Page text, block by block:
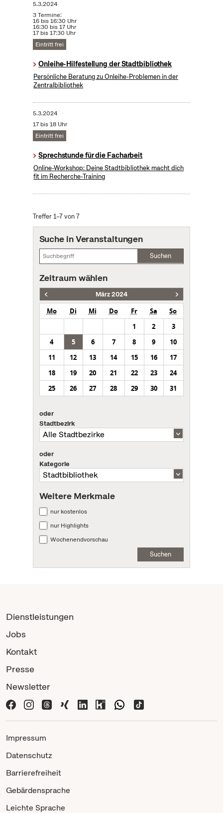
5.3.2024
3 Termine:
16 bis 16:30 Uhr
16:30 bis 17 Uhr
17 bis 17:30 Uhr
Eintritt frei
Onleihe-Hilfestellung der Stadtbibliothek
Persönliche Beratung zu Onleihe-Problemen in der
Zentralbibliothek
5.3.2024
17 bis 18 Uhr
Eintritt frei
Sprechstunde für die Facharbeit
Online-Workshop: Deine Stadtbibliothek macht dich
fit im Recherche-Training
Treffer 1–7 von 7
Suche in Veranstaltungen
Suchen
Zeitraum wählen
März 2024
Mo Di Mi Do Fr Sa
So
1
2
3
4
5 6 7 8 9
10
11
12 13 14 15 16
17
18
19 20 21 22 23
24
25
26 27 28 29 30 31
oder
Stadtbezirk
oder
Kategorie
Weitere Merkmale
nur kostenlos
nur Highlights
Wochenendvorschau
Suchen
Dienstleistungen
Jobs
Kontakt
Presse
Newsletter
Impressum
Datenschutz
Barrierefreiheit
Gebärdensprache
Leichte Sprache